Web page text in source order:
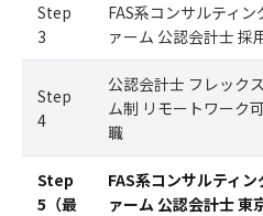
Step
3
FAS系コンサルティン
ァーム 公認会計士 採
Step
4
公認会計士 フレック
ム制 リモートワーク
職
Step
5（最
FAS系コンサルティン
ァーム 公認会計士 東